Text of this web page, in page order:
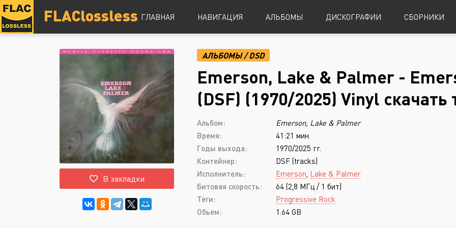
FLAClossless ГЛАВНАЯ НАВИГАЦИЯ
Hi-Res
Lossless
Vinyl
Топ 100
Alternative Rock
Indie Rock
Industrial Metal
Metalcore
Nu-Metal
Post-Hardcore
Punk Rock
Black Metal
Progressive Metal
Sludge Metal
Speed Metal
Thrash Metal
АЛЬБОМЫ ДИСКОГРАФИИ СБОРНИКИ
В закладки
АЛЬБОМЫ/DSD
Emerson, Lake & Palmer -
(DSF) (1970/2025) Vinyl скачать
Альбом:
Emerson, Lake & Palmer
Время:
41:21 мин.
Годы выхода:
1970/2025 гг.
Контейнер:
DSF (tracks)
Исполнитель:
Emerson Lake & Palmer
Битовая скорость:
64 (2,8 МГц / 1 бит)
Теги:
Progressive Rock
Обьем:
1.64 GB